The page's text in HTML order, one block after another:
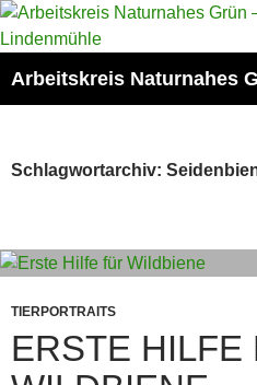
Zum
Inhalt
Schlagwortarchiv:
TIERPORTRAITS
ERSTE HILFE